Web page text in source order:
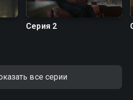
Серия 2
все серии